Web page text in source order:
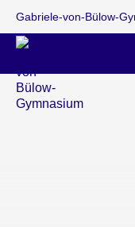
Gabriele-von-Bülow-